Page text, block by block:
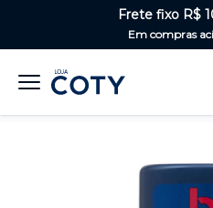
Frete fixo R$
Em compras